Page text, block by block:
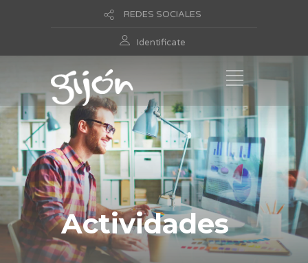
REDES SOCIALES
Identificate
Actividades